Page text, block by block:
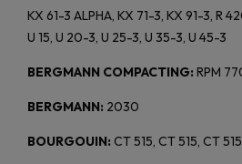
KX 61-3 ALPHA, KX 71-3, KX 91-3, R
U 15, U 20-3, U 25-3, U 35-3, U 45-3
BERGMANN COMPACTING: RPM
BERGMANN: 2030
BOURGOUIN: CT 515, CT 515, CT 515